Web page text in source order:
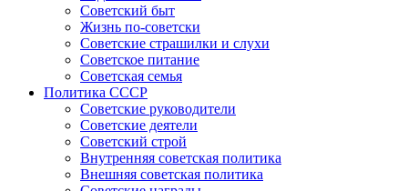
Советский быт
Жизнь по-советски
Советские страшилки и слухи
Советское питание
Советская семья
Политика СССР
Советские руководители
Советские деятели
Советский строй
Внутренняя советская политика
Внешняя советская политика